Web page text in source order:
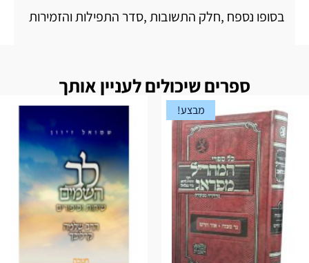
בסופו נספח ,חלק התשובות ,סדר התפילות והזמירות
ספרים שיכולים לעניין אותך
מבצע!